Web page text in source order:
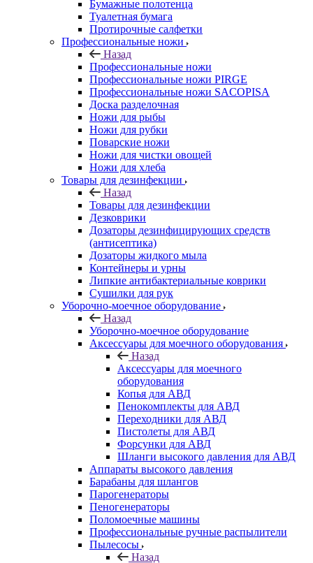
Бумажные полотенца
Туалетная бумага
Протирочные салфетки
Профессиональные ножи
Назад
Профессиональные ножи
Профессиональные ножи PIRGE
Профессиональные ножи SACOPISA
Доска разделочная
Ножи для рыбы
Ножи для рубки
Поварские ножи
Ножи для чистки овощей
Ножи для хлеба
Товары для дезинфекции
Назад
Товары для дезинфекции
Дезковрики
Дозаторы дезинфицирующих средств
(антисептика)
Дозаторы жидкого мыла
Контейнеры и урны
Липкие антибактериальные коврики
Сушилки для рук
Уборочно-моечное оборудование
Назад
Уборочно-моечное оборудование
Аксессуары для моечного оборудования
Назад
Аксессуары для моечного
оборудования
Копья для АВД
Пенокомплекты для АВД
Переходники для АВД
Пистолеты для АВД
Форсунки для АВД
Шланги высокого давления для АВД
Аппараты высокого давления
Барабаны для шлангов
Парогенераторы
Пеногенераторы
Поломоечные машины
Профессиональные ручные распылители
Пылесосы
Назад